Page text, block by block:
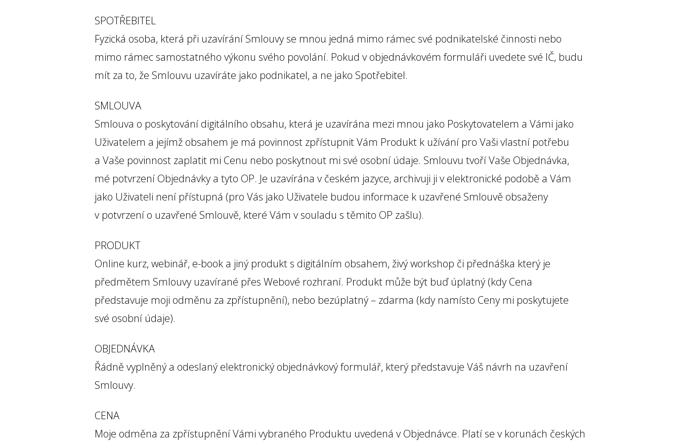
SPOTŘEBITEL
Fyzická osoba, která při uzavírání Smlouvy se mnou jedná mimo rámec své podnikatelské činnosti nebo
mimo rámec samostatného výkonu svého povolání. Pokud v objednávkovém formuláři uvedete své IČ, budu
mít za to, že Smlouvu uzavíráte jako podnikatel, a ne jako Spotřebitel.
SMLOUVA
Smlouva o poskytování digitálního obsahu, která je uzavírána mezi mnou jako Poskytovatelem a Vámi jako
Uživatelem a jejímž obsahem je má povinnost zpřístupnit Vám Produkt k užívání pro Vaši vlastní potřebu
a Vaše povinnost zaplatit mi Cenu nebo poskytnout mi své osobní údaje. Smlouvu tvoří Vaše Objednávka,
mé potvrzení Objednávky a tyto OP. Je uzavírána v českém jazyce, archivuji ji v elektronické podobě a Vám
jako Uživateli není přístupná (pro Vás jako Uživatele budou informace k uzavřené Smlouvě obsaženy
v potvrzení o uzavřené Smlouvě, které Vám v souladu s těmito OP zašlu).
PRODUKT
Online kurz, webinář, e-book a jiný produkt s digitálním obsahem, živý workshop či přednáška který je
předmětem Smlouvy uzavírané přes Webové rozhraní. Produkt může být buď úplatný (kdy Cena
představuje moji odměnu za zpřístupnění), nebo bezúplatný – zdarma (kdy namísto Ceny mi poskytujete
své osobní údaje).
OBJEDNÁVKA
Řádně vyplněný a odeslaný elektronický objednávkový formulář, který představuje Váš návrh na uzavření
Smlouvy.
CENA
Moje odměna za zpřístupnění Vámi vybraného Produktu uvedená v Objednávce. Platí se v korunách českých